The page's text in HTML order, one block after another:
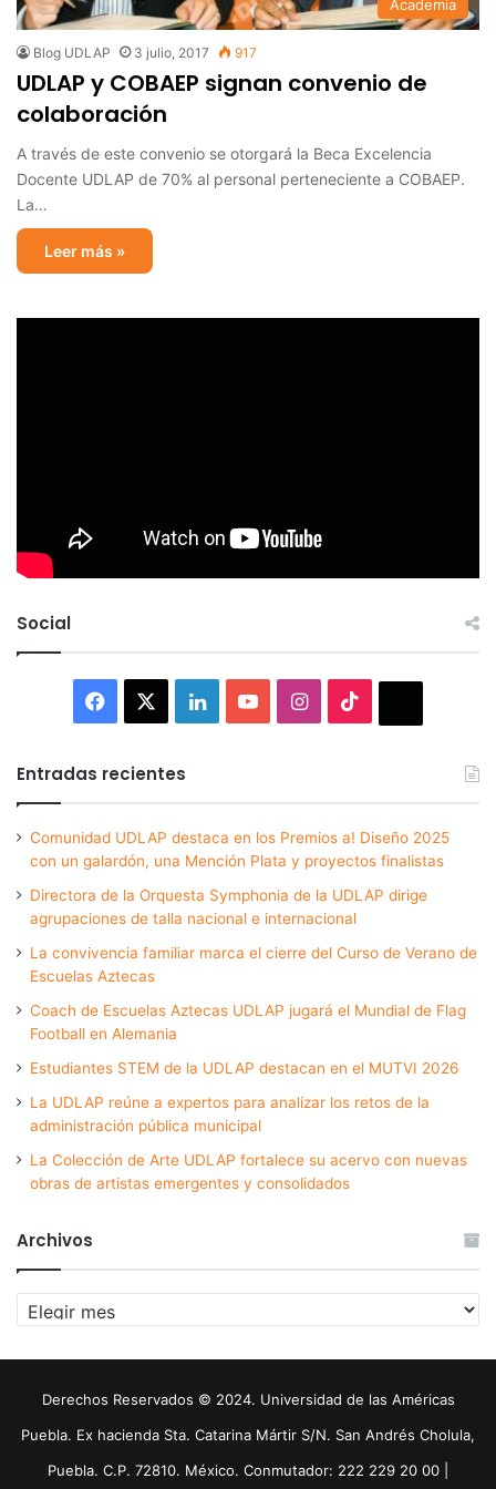
Academia
Blog UDLAP 3 julio, 2017 917
UDLAP y COBAEP signan convenio de
colaboración
A través de este convenio se otorgará la Beca Excelencia
Docente UDLAP de 70% al personal perteneciente a COBAEP.
La…
Leer más »
Social
Facebook LinkedInYouTubeInstagram
Entradas recientes
Comunidad UDLAP destaca en los Premios a! Diseño 2025
con un galardón, una Mención Plata y proyectos finalistas
Directora de la Orquesta Symphonia de la UDLAP dirige
agrupaciones de talla nacional e internacional
La convivencia familiar marca el cierre del Curso de Verano de
Escuelas Aztecas
Coach de Escuelas Aztecas UDLAP jugará el Mundial de Flag
Football en Alemania
Estudiantes STEM de la UDLAP destacan en el MUTVI 2026
La UDLAP reúne a expertos para analizar los retos de la
administración pública municipal
La Colección de Arte UDLAP fortalece su acervo con nuevas
obras de artistas emergentes y consolidados
Archivos
Archivos
Derechos Reservados © 2024. Universidad de las Américas
Puebla. Ex hacienda Sta. Catarina Mártir S/N. San Andrés Cholula,
Puebla. C.P. 72810. México. Conmutador: 222 229 20 00 |